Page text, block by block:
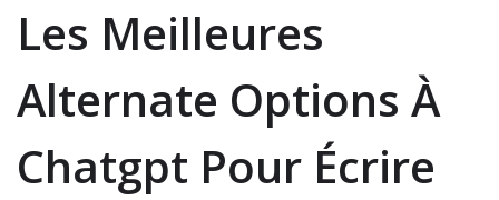
Les Meilleures
Alternate Options À
Chatgpt Pour Écrire